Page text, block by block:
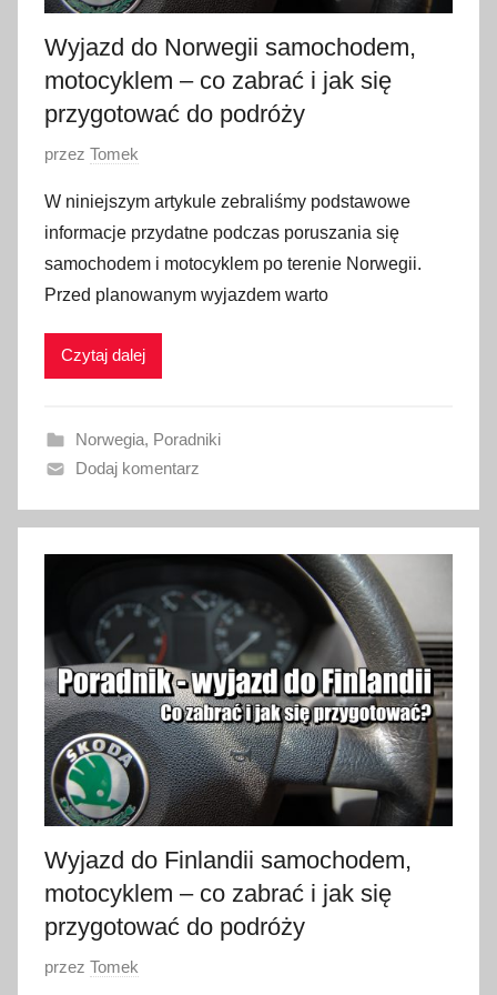
0
Wyjazd do Norwegii samochodem,
motocyklem – co zabrać i jak się
przygotować do podróży
O
u
b
l
i
w
n
o
8
s
z
n
i
a
2
0
przez Tomek
W niniejszym artykule zebraliśmy podstawowe
informacje przydatne podczas poruszania się
samochodem i motocyklem po terenie Norwegii.
Przed planowanym wyjazdem warto
Czytaj dalej
Norwegia, Poradniki
Dodaj komentarz
Wyjazd do Finlandii samochodem,
motocyklem – co zabrać i jak się
przygotować do podróży
O
przez Tomek